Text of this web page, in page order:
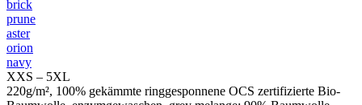
brick
prune
aster
orion
navy
XXS – 5XL
220g/m², 100% gekämmte ringgesponnene OCS zertifizierte Bio-